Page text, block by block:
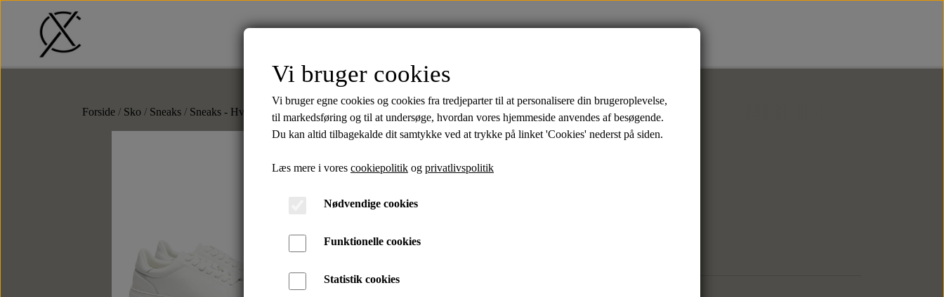
Bambus Bambus Sneaks
Toilettasker
Slipsenåle
Punge
Forside Sko Sneaks Sneaks - Hvid
Sneaks - Hvid
399,95 kr.
Vi bruger cookies
Vi bruger egne cookies og cookies fra tredjeparter til at personalisere din brugeroplevelse,
til markedsføring og til at undersøge, hvordan vores hjemmeside anvendes af besøgende.
Du kan altid tilbagekalde dit samtykke ved at trykke på linket 'Cookies' nederst på siden.
Læs mere i vores cookiepolitik og privatlivspolitik
Nødvendige cookies
Funktionelle cookies
Statistik cookies